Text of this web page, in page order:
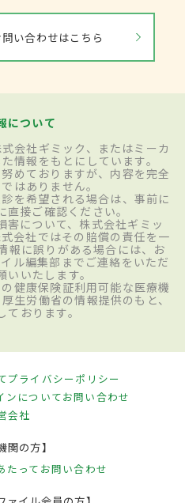
い合わせはこちら
について
会社ギミック、またはミーカ
情報をもとにしています。
めておりますが、内容を完全
はありません。
を希望される場合は、事前に
接ご確認ください。
害について、株式会社ギミッ
会社ではその賠償の責任を一
報に誤りがある場合には、お
ル編集部までご連絡をいただ
いいたします。
健康保険証利用可能な医療機
生労働省の情報提供のもと、
おります。
プライバシーポリシー
ンについてお問い合わせ
会社
関の方】
たって お問い合わせ